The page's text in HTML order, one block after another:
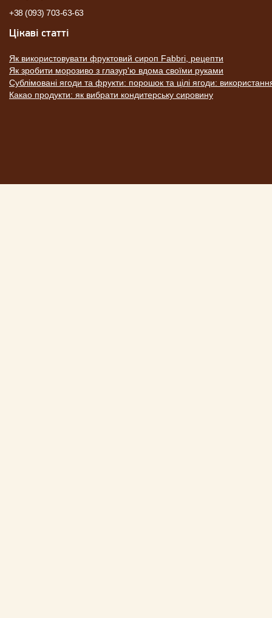
+38 (093) 703-63-63
Цікаві статті
Як використовувати фруктовий сироп Fabbri, рецепти
Як зробити морозиво з глазур'ю вдома своїми руками
Сублімовані ягоди та фрукти: порошок та цілі ягоди:
Какао продукти: як вибрати кондитерську сировину